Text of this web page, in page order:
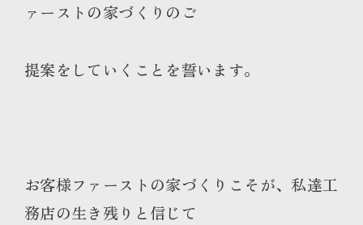
ァーストの家づくりのご
提案をしていくことを誓います。
お客様ファーストの家づくりこそが、私達工
務店の生き残りと信じて